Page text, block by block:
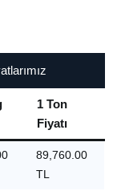
1 Ton
Fiyatı
89,760.00
TL